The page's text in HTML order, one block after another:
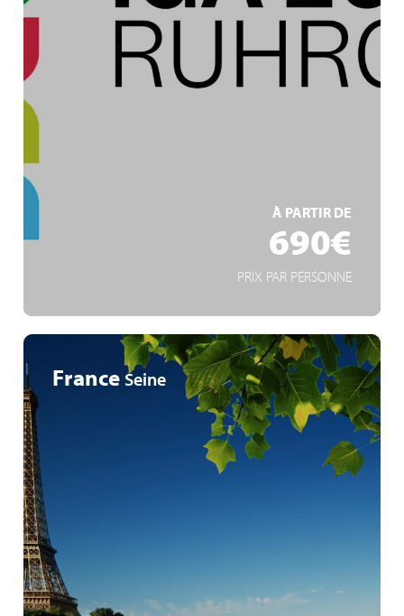
À PARTIR DE
690€
PRIX PAR PERSONNE
France Seine
Im Herzen der Geschichte von Paris